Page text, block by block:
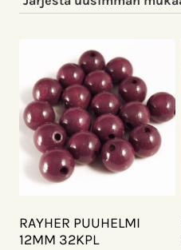
RAYHER PUUHELMI
12MM 32KPL